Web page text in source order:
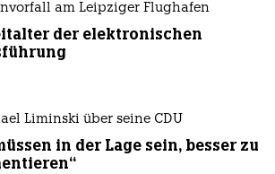
am Leipziger Flughafen
der elektronischen
Liminski über seine CDU
in der Lage sein, besser zu